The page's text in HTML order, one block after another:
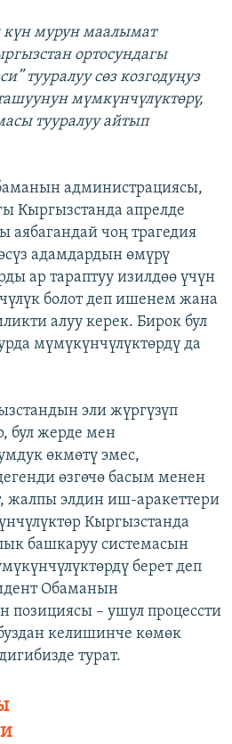
мурун маалымат
ортосундагы
тууралуу сөз козгодуңуз
мүмкүнчүлүктөрү,
тууралуу айтып
администрациясы,
Кыргызстанда апрелде
аябагандай чоң трагедия
адамдардын өмүрү
ар тараптуу изилдөө үчүн
болот деп ишенем жана
алуу керек. Бирок бул
мүмүкүнчүлүктөрдү да
эли жүргүзүп
бул жерде мен
өкмөтү эмес,
өзгөчө басым менен
жалпы элдин иш-аракеттери
Кыргызстанда
башкаруу системасын
берет деп
Обаманын
позициясы – ушул процессти
келишинче көмөк
турат.